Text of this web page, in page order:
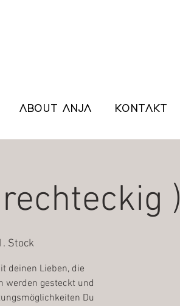
rechteckig )
Stock
deinen Lieben, die
werden gesteckt und
Du
ABOUT ANJA KONTAKT